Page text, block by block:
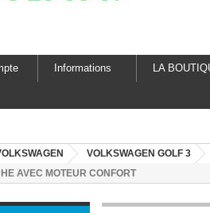
Informations LA
VOLKSWAGEN GOLF 3
AVEC MOTEUR CONFORT